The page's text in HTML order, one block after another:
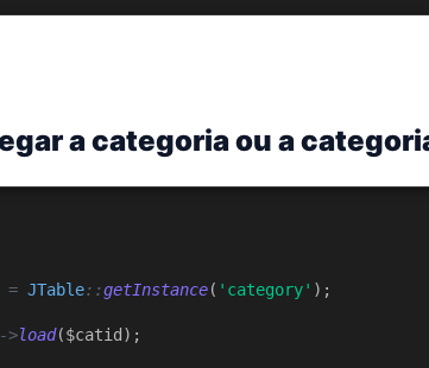
a categoria ou a
= JTable::getInstance( 'category' );
->load($catid);